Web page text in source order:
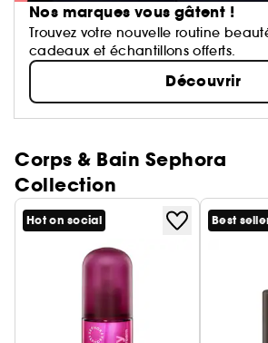
Nos marques vous gâtent !
Trouvez votre nouvelle routine
cadeaux et échantillons offerts.
Découvrir
Corps & Bain Sephora
Collection
Hot on social Best